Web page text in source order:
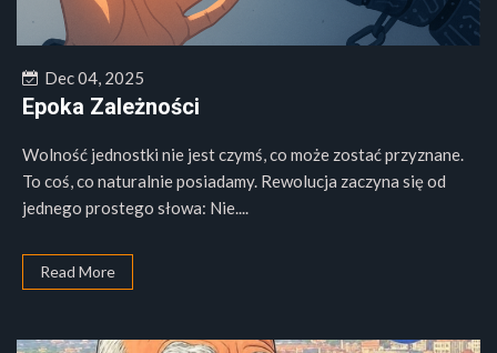
Dec 04, 2025
Epoka Zależności
Wolność jednostki nie jest czymś, co może zostać przyznane.
To coś, co naturalnie posiadamy. Rewolucja zaczyna się od
jednego prostego słowa: Nie....
Read More